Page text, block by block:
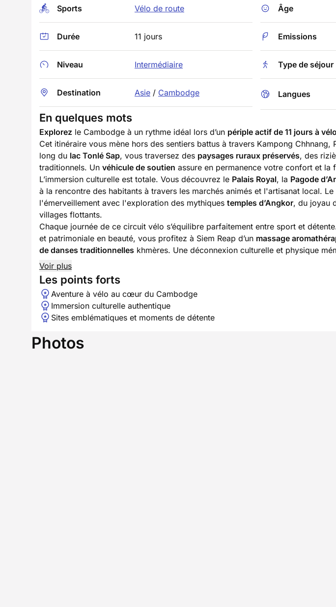
Sports Vélo de route
Durée 11 jours
Niveau Intermédiaire
Destination Asie / Cambodge
Âge
Emissions
Type de séjour
Langues
En quelques mots
Explorez le Cambodge à un rythme idéal lors d’un périple actif de 11 jours à vélo
Cet itinéraire vous mène hors des sentiers battus à travers Kampong Chhnang,
long du lac Tonlé Sap, vous traversez des paysages ruraux préservés, des
traditionnels. Un véhicule de soutien assure en permanence votre confort et la
L’immersion culturelle est totale. Vous découvrez le Palais Royal, la Pagode
à la rencontre des habitants à travers les marchés animés et l'artisanat local.
l'émerveillement avec l'exploration des mythiques temples d’Angkor, du joyau
villages flottants.
Chaque journée de ce circuit vélo s’équilibre parfaitement entre sport et
et patrimoniale en beauté, vous profitez à Siem Reap d’un massage
de danses traditionnelles khmères. Une déconnexion culturelle et physique
Voir plus
Les points forts
Aventure à vélo au cœur du Cambodge
Immersion culturelle authentique
Sites emblématiques et moments de détente
Photos